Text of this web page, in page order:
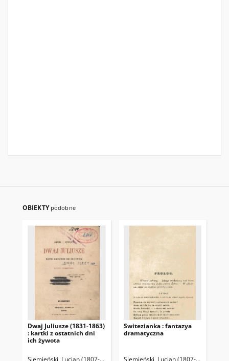
OBIEKTY podobne
Dwaj Juliusze (1831-1863)
: kartki z ostatnich dni
ich żywota
Siemieński, Lucjan (1807-1877)
Switezianka : fantazya
dramatyczna
Siemieński, Lucjan (1807-1877)